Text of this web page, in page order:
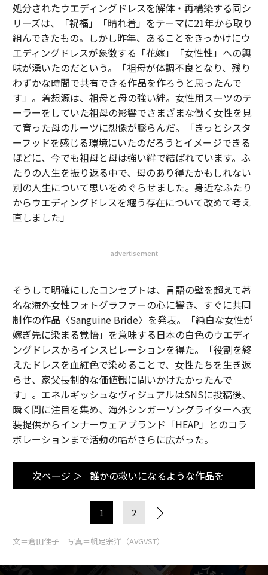
処分されたウエディングドレスを解体・再構築する同シ
リーズは、「祝福」「晴れ着」をテーマに21年から取り
組んできたもの。しかし昨年、あることをきっかけにウ
エディングドレスが象徴する「花嫁」「女性性」への興
味が湧いたのだという。「祖母が体調不良となり、残り
わずかな時間で共有できる作品を作ろうと思ったんで
す」。着想源は、祖母と母の強い絆。女性用スーツのテ
ーラーをしていた祖母の影響でさまざまな働く女性を見
て育った母のルーツに想像が膨らんだ。「きっとシスタ
ーフッドを感じる環境にいたのだろうとイメージできる
ほどに、今でも祖母と母は強い絆で結ばれています。ふ
たりの人生を振り返る中で、母のあり得たかもしれない
別の人生について思いをめぐらせました。身近なふたり
からウエディングドレスを纏う存在について改めて考え
直しました」
advertisement
そうして明確にしたコンセプトは、言語の壁を超えて著
名な海外女性フォトグラファーの心に響き、すぐに共同
制作の作品〈Sanguine Bride〉を発表。「純白な女性が
嫁ぎ先に染まる覚悟」を意味する日本の白色のウエディ
ングドレスからインスピレーションを得た。「役割を終
えたドレスを血紅色で染めることで、女性たちを生き返
らせ、家父長制的な価値観に問いかけたかったんで
す」。エネルギッシュなヴィジュアルはSNSに投稿後、
瞬く間に注目を集め、海外シンガーソングライターへ衣
装提供からインナーウェアブランド「HEAP」とのコラ
ボレーションまで活動の幅がさらに広がった。
次ページ ＞ 誰かの救いになるような作品を
1 2
文＝倉田佳子 写真＝帆足宗洋（AVGVST）